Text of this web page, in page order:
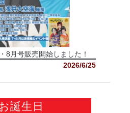
8月号販売開始しました！
2026/6/25
誕生日